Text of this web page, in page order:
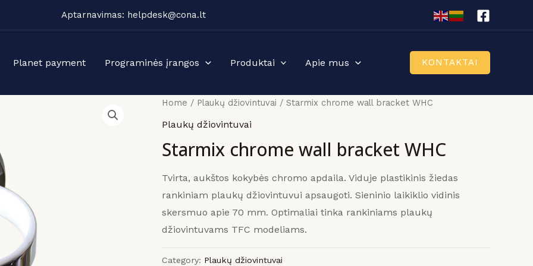
Aptarnavimas: helpdesk@cona.lt
Planet payment Programinės įrangos Produktai Apie mus KONTAKTAI
Home / Plaukų džiovintuvai / Starmix chrome wall bracket WHC
Plaukų džiovintuvai
Starmix chrome wall bracket WHC
Tvirta, aukštos kokybės chromo apdaila. Viduje plastikinis žiedas
rankiniam plaukų džiovintuvui apsaugoti. Sieninio laikiklio vidinis
skersmuo apie 70 mm. Optimaliai tinka rankiniams plaukų
džiovintuvams TFC modeliams.
Category: Plaukų džiovintuvai